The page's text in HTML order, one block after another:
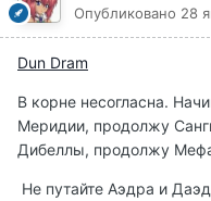
Опубликовано 28
Dun Dram
В корне несогласна.
Меридии, продолжу
Дибеллы, продолжу
Не путайте Аэдра и